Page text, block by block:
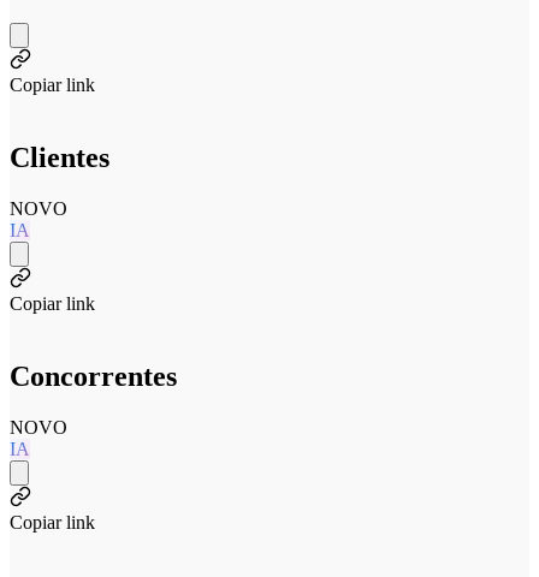
Copiar link
Clientes
NOVO
IA
Copiar link
Concorrentes
NOVO
IA
Copiar link